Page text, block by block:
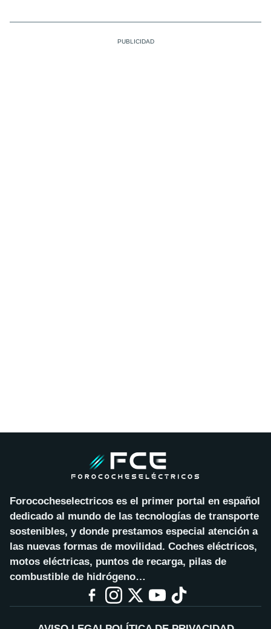
Forococheselectricos es el primer portal en español
dedicado al mundo de las tecnologías de transporte
sostenibles, y donde prestamos especial atención a
las nuevas formas de movilidad. Coches eléctricos,
motos eléctricas, puntos de recarga, pilas de
combustible de hidrógeno…